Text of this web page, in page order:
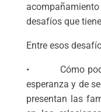
desafíos que
Entre esos
• Cómo podrá
esperanza y de
presentan las